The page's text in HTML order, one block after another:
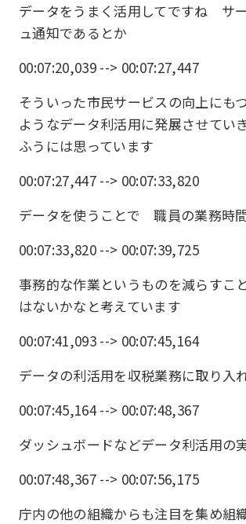
データをうまく活用してですね サ
ュ通知であるとか
00:07:20,039 --> 00:07:27,447
そういった市民サービスの向上にも
ようなデータ利活用に発展させてい
ふうには思っています
00:07:27,447 --> 00:07:33,820
データを使うことで 職員の業務時
00:07:33,820 --> 00:07:39,725
事務的な作業というものを減らすこ
はないかなと考えています
00:07:41,093 --> 00:07:45,164
データの利活用を収税業務に取り入
00:07:45,164 --> 00:07:48,367
ダッシュボードなどデータ利活用の
00:07:48,367 --> 00:07:56,175
庁内の他の組織からも注目を集め組